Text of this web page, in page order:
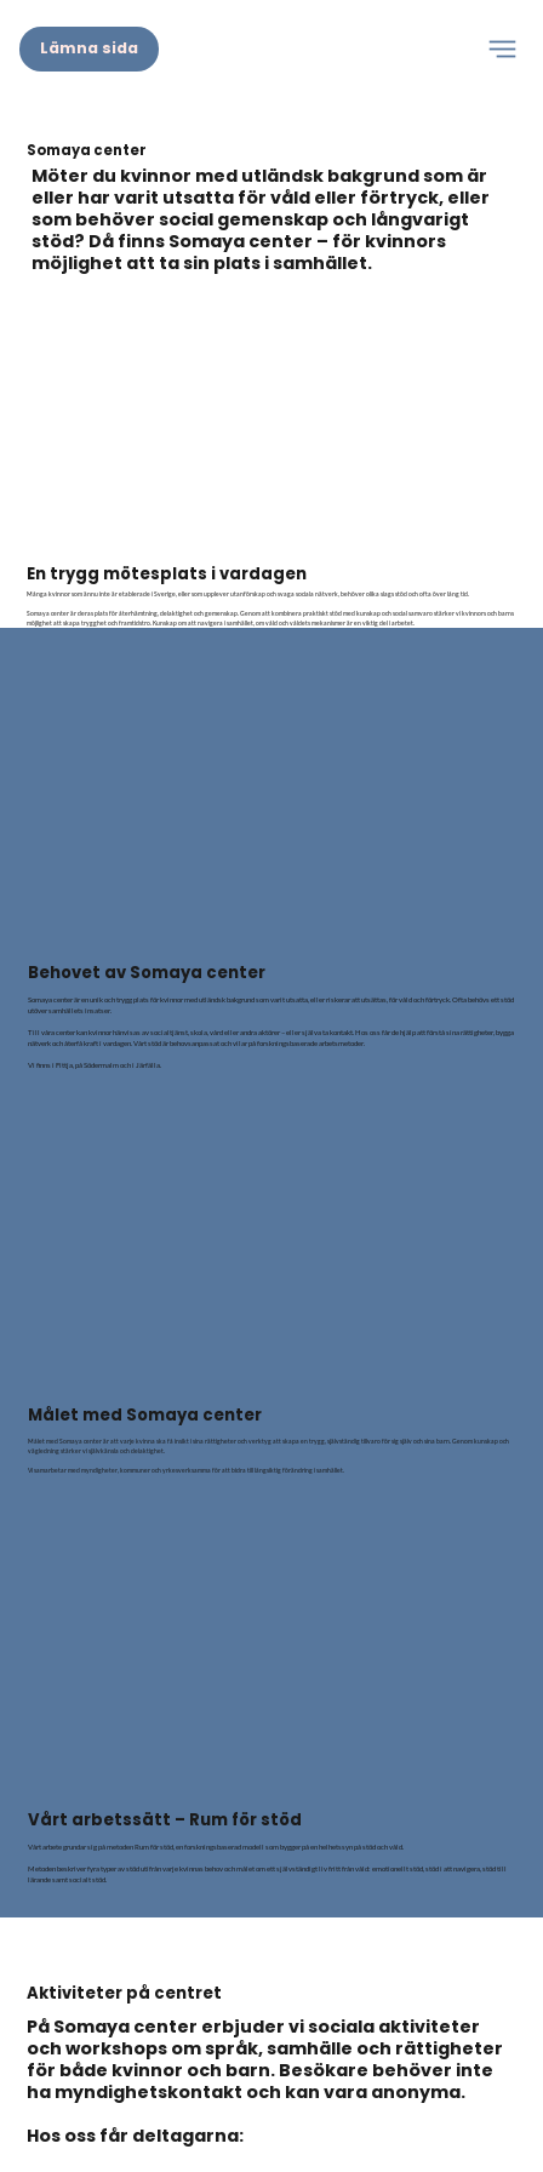
Lämna sida
Somaya center
Möter du kvinnor med utländsk bakgrund som är
eller har varit utsatta för våld eller förtryck, eller
som behöver social gemenskap och långvarigt
stöd? Då finns Somaya center – för kvinnors
möjlighet att ta sin plats i samhället.
En trygg mötesplats i vardagen
Många kvinnor som ännu inte är etablerade i Sverige, eller som upplever utanförskap och svaga sociala nätverk, behöver olika slags stöd och ofta över lång tid.
Somaya center är deras plats för återhämtning, delaktighet och gemenskap. Genom att kombinera praktiskt stöd med kunskap och social samvaro stärker vi kvinnors och barns
möjlighet att skapa trygghet och framtidstro. Kunskap om att navigera i samhället, om våld och våldets mekanismer är en viktig del i arbetet.
Behovet av Somaya center
Somaya center är en unik och trygg plats för kvinnor med utländsk bakgrund som varit utsatta, eller riskerar att utsättas, för våld och förtryck. Ofta behövs ett stöd
utöver samhällets insatser.
Till våra center kan kvinnor hänvisas av socialtjänst, skola, vård eller andra aktörer – eller själva ta kontakt. Hos oss får de hjälp att förstå sina rättigheter, bygga
nätverk och återfå kraft i vardagen. Vårt stöd är behovsanpassat och vilar på forskningsbaserade arbetsmetoder.
Vi finns i Fittja, på Södermalm och i Järfälla.
Målet med Somaya center
Målet med Somaya center är att varje kvinna ska få insikt i sina rättigheter och verktyg att skapa en trygg, självständig tillvaro för sig själv och sina barn. Genom kunskap och
vägledning stärker vi självkänsla och delaktighet.
Vi samarbetar med myndigheter, kommuner och yrkesverksamma för att bidra till långsiktig förändring i samhället.
Vårt arbetssätt – Rum för stöd
Vårt arbete grundar sig på metoden Rum för stöd, en forskningsbaserad modell som bygger på en helhetssyn på stöd och våld.
Metoden beskriver fyra typer av stöd utifrån varje kvinnas behov och målet om ett självständigt liv fritt från våld: emotionellt stöd, stöd i att navigera, stöd till
lärande samt socialt stöd.
Aktiviteter på centret
På Somaya center erbjuder vi sociala aktiviteter
och workshops om språk, samhälle och rättigheter
för både kvinnor och barn. Besökare behöver inte
ha myndighetskontakt och kan vara anonyma.
Hos oss får deltagarna: